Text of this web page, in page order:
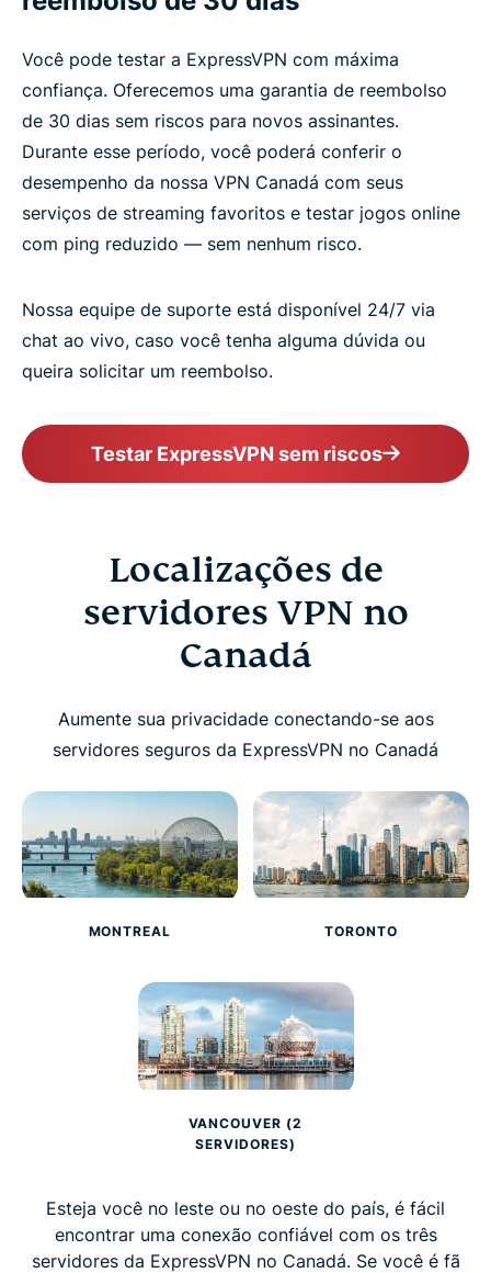
Você pode testar a ExpressVPN com máxima
confiança. Oferecemos uma garantia de reembolso
de 30 dias sem riscos para novos assinantes.
Durante esse período, você poderá conferir o
desempenho da nossa VPN Canadá com seus
serviços de streaming favoritos e testar jogos online
com ping reduzido — sem nenhum risco.
Nossa equipe de suporte está disponível 24/7 via
chat ao vivo, caso você tenha alguma dúvida ou
queira solicitar um reembolso.
Testar ExpressVPN sem riscos
Localizações de
servidores VPN no
Canadá
Aumente sua privacidade conectando-se aos
servidores seguros da ExpressVPN no Canadá
MONTREAL TORONTO
VANCOUVER (2
SERVIDORES)
Esteja você no leste ou no oeste do país, é fácil
encontrar uma conexão confiável com os três
servidores da ExpressVPN no Canadá. Se você é fã